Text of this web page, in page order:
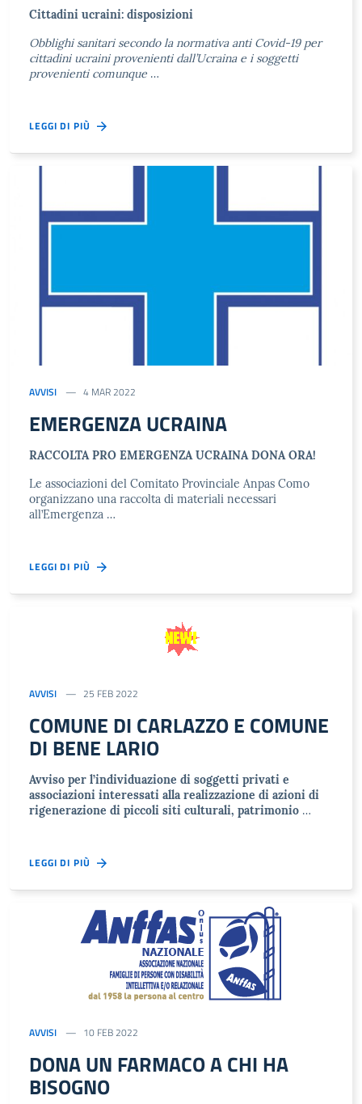
Cittadini ucraini: disposizioni
Obblighi sanitari secondo la normativa anti Covid-19 per
cittadini ucraini provenienti dall’Ucraina e i soggetti
provenienti comunque …
LEGGI DI PIÙ
AVVISI 4 MAR 2022
EMERGENZA UCRAINA
RACCOLTA PRO EMERGENZA UCRAINA DONA ORA!
Le associazioni del Comitato Provinciale Anpas Como
organizzano una raccolta di materiali necessari
all’Emergenza …
LEGGI DI PIÙ
AVVISI 25 FEB 2022
COMUNE DI CARLAZZO E COMUNE
DI BENE LARIO
Avviso per l’individuazione di soggetti privati e
associazioni interessati alla realizzazione di azioni di
rigenerazione di piccoli siti culturali, patrimonio …
LEGGI DI PIÙ
AVVISI 10 FEB 2022
DONA UN FARMACO A CHI HA
BISOGNO